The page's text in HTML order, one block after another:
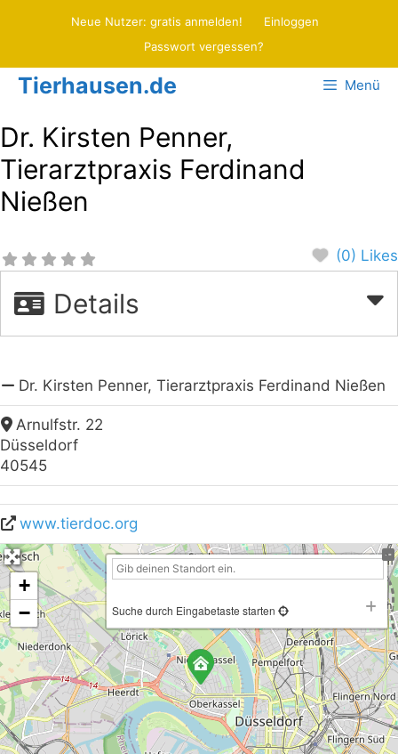
Neue Nutzer: gratis anmelden!
Einloggen
Passwort vergessen?
Tierhausen.de Menü
Dr. Kirsten Penner,
Tierarztpraxis Ferdinand
Nießen
(0) Likes
Details
Dr. Kirsten Penner, Tierarztpraxis Ferdinand Nießen
Arnulfstr. 22
Düsseldorf
40545
www.tierdoc.org
+
−
Suche durch Eingabetaste starten